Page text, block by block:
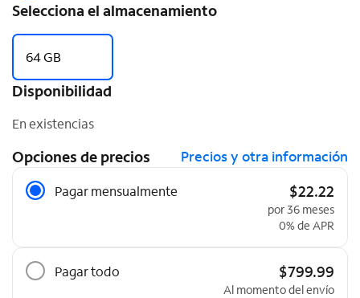
Selecciona el almacenamiento
64 GB
Disponibilidad
En existencias
Opciones de precios Precios y otra información
Opciones de precios
Pagar mensualmente $22.22
por 36 meses
0% de APR
Pagar todo $799.99
Al momento del envío